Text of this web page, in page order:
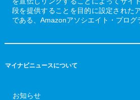
段を提供することを目的に設定された
である、Amazonアソシエイト・プログ
マイナビニュースについて
お知らせ